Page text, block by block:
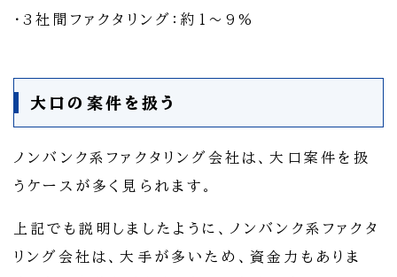
・3社間ファクタリング：約1～9%
大口の案件を扱う
ノンバンク系ファクタリング会社は、大口案件を扱
うケースが多く見られます。
上記でも説明しましたように、ノンバンク系ファクタ
リング会社は、大手が多いため、資金力もありま